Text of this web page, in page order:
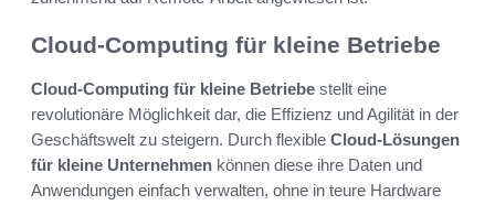
Cloud-Computing für kleine Betriebe
Cloud-Computing für kleine Betriebe stellt eine
revolutionäre Möglichkeit dar, die Effizienz und Agilität in der
Geschäftswelt zu steigern. Durch flexible Cloud-Lösungen
für kleine Unternehmen können diese ihre Daten und
Anwendungen einfach verwalten, ohne in teure Hardware